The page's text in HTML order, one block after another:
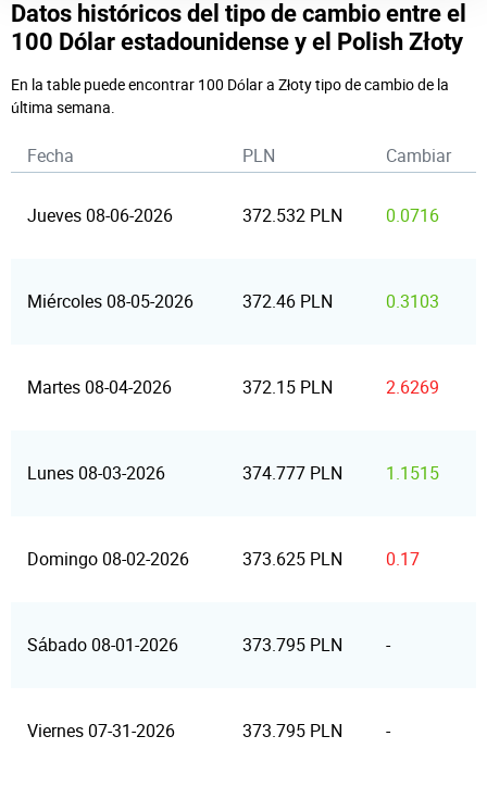
Datos históricos del tipo de cambio entre el
100 Dólar estadounidense y el Polish Złoty
En la table puede encontrar 100 Dólar a Złoty tipo de cambio de la
última semana.
Fecha PLN Cambiar
Jueves 08-06-2026 372.532 PLN 0.0716
Miércoles 08-05-2026 372.46 PLN 0.3103
Martes 08-04-2026 372.15 PLN 2.6269
Lunes 08-03-2026 374.777 PLN 1.1515
Domingo 08-02-2026 373.625 PLN 0.17
Sábado 08-01-2026 373.795 PLN -
Viernes 07-31-2026 373.795 PLN -